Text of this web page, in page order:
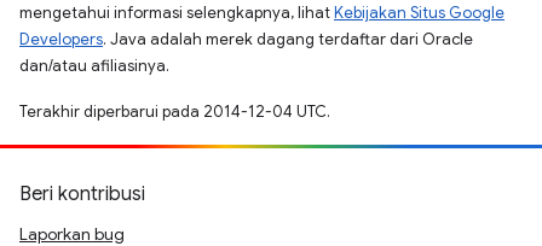
mengetahui informasi selengkapnya, lihatKebijakan Situs Google
Developers. Java adalah merek dagang terdaftar dari Oracle
dan/atau afiliasinya.
Terakhir diperbarui pada 2014-12-04 UTC.
Beri kontribusi
Laporkan bug